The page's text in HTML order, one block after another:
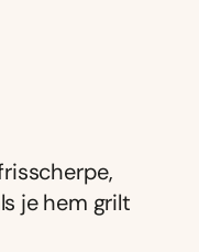
je hem grilt